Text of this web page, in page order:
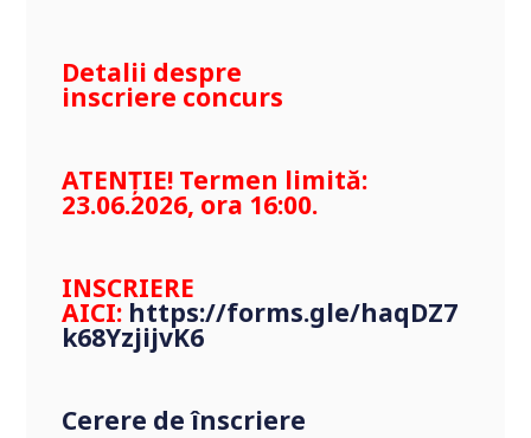
Detalii despre
inscriere concurs
ATENȚIE! Termen limită:
23.06.2026, ora 16:00.
INSCRIERE
AICI: https://forms.gle/haqDZ7
k68YzjijvK6
Cerere de înscriere